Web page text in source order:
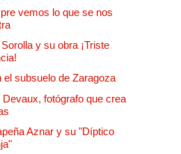
vemos lo que se nos
y su obra ¡Triste
el subsuelo de Zaragoza
fotógrafo que crea
Aznar y su "Díptico